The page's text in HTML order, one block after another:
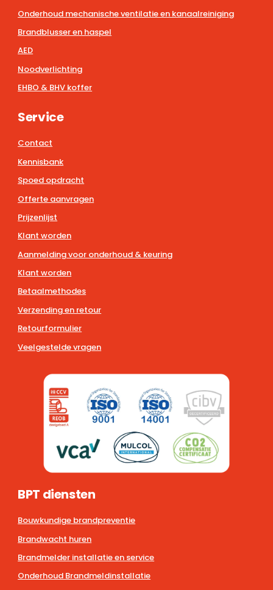
Onderhoud mechanische ventilatie en kanaalreiniging
Brandblusser en haspel
AED
Noodverlichting
EHBO & BHV koffer
Service
Contact
Kennisbank
Spoed opdracht
Offerte aanvragen
Prijzenlijst
Klant worden
Aanmelding voor onderhoud & keuring
Klant worden
Betaalmethodes
Verzending en retour
Retourformulier
Veelgestelde vragen
BPT diensten
Bouwkundige brandpreventie
Brandwacht huren
Brandmelder installatie en service
Onderhoud Brandmeldinstallatie